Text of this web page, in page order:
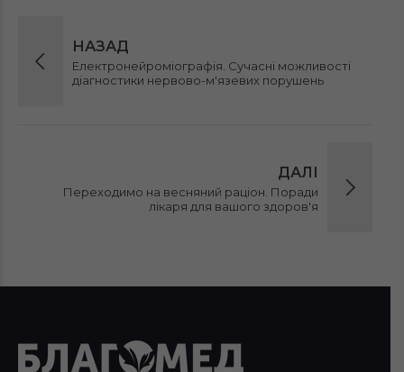
НАЗАД
Електронейроміографія. Сучасні можливості
діагностики нервово-м'язевих порушень
ДАЛІ
Переходимо на весняний раціон. Поради
лікаря для вашого здоров'я